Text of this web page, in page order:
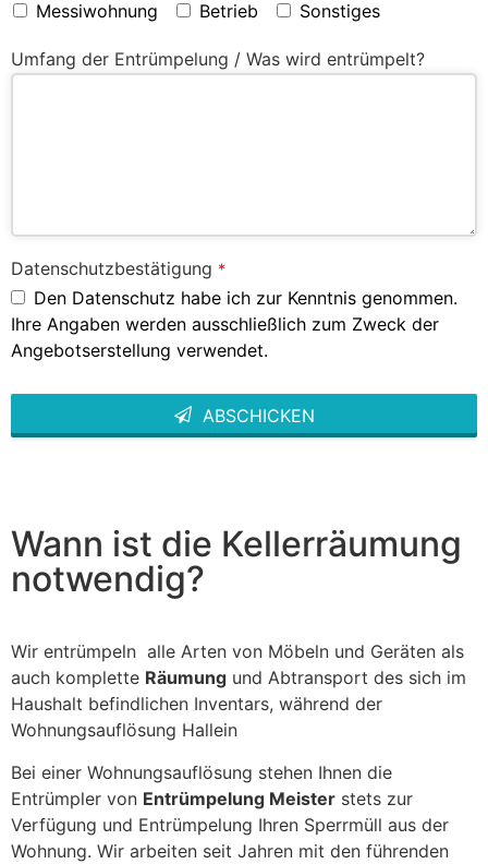
Messiwohnung Betrieb Sonstiges
Umfang der Entrümpelung / Was wird entrümpelt?
Datenschutzbestätigung *
Den Datenschutz habe ich zur Kenntnis genommen.
Ihre Angaben werden ausschließlich zum Zweck der
Angebotserstellung verwendet.
ABSCHICKEN
blank
Wann ist die Kellerräumung
notwendig?
Wir entrümpeln alle Arten von Möbeln und Geräten als
auch komplette Räumung und Abtransport des sich im
Haushalt befindlichen Inventars, während der
Wohnungsauflösung Hallein
Bei einer Wohnungsauflösung stehen Ihnen die
Entrümpler von Entrümpelung Meister stets zur
Verfügung und Entrümpelung Ihren Sperrmüll aus der
Wohnung. Wir arbeiten seit Jahren mit den führenden